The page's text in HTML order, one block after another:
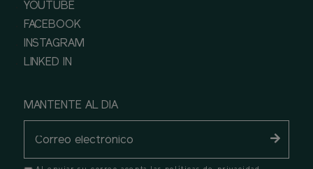
YOUTUBE
FACEBOOK
INSTAGRAM
LINKED IN
MANTENTE AL DIA